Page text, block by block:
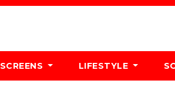
SCREENS LIFESTYLE